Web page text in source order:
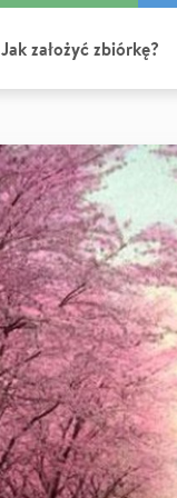
Jak założyć zbiórkę?